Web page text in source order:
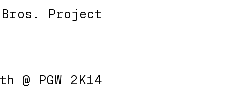
Bros. Project
@ PGW 2K14